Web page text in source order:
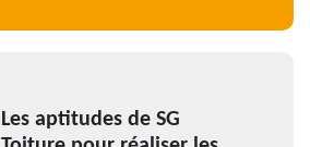
Les aptitudes de SG